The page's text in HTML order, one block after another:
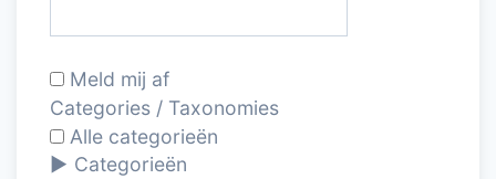
Meld mij af
Categories / Taxonomies
Alle categorieën
Categorieën